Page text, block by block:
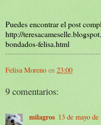
Puedes encontrar el post
http://
bondados-felisa.html
Felisa Moreno en 23:00
9 comentarios:
milagros 13 de mayo